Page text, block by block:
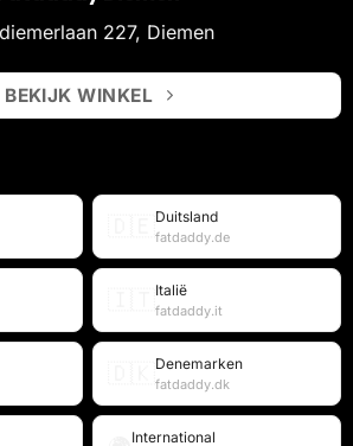
227, Diemen
BEKIJK WINKEL
Duitsland
fatdaddy.de
Italië
fatdaddy.it
Denemarken
fatdaddy.dk
International